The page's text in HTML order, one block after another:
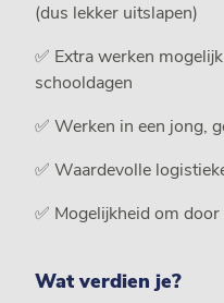
(dus lekker uitslapen)
✅ Extra werken
schooldagen
✅ Werken in een jong,
✅ Waardevolle
✅ Mogelijkheid om
Wat verdien je?